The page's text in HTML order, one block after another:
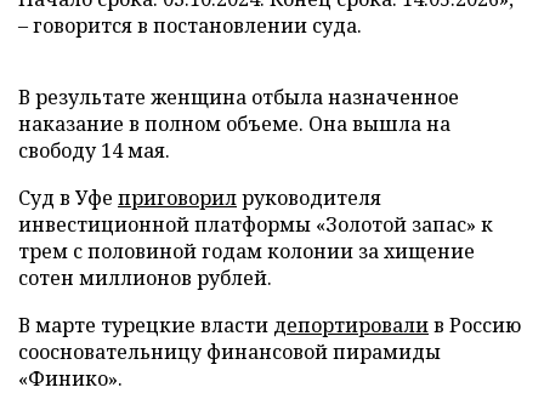
– говорится в постановлении суда.
В результате женщина отбыла назначенное
наказание в полном объеме. Она вышла на
свободу 14 мая.
Суд в Уфе приговорилруководителя
инвестиционной платформы «Золотой запас» к
трем с половиной годам колонии за хищение
сотен миллионов рублей.
В марте турецкие власти депортировалив Россию
соосновательницу финансовой пирамиды
«Финико».